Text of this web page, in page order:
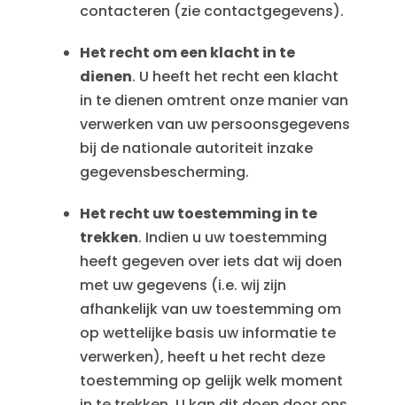
contacteren (zie contactgegevens).
Het recht om een klacht in te
dienen. U heeft het recht een klacht
in te dienen omtrent onze manier van
verwerken van uw persoonsgegevens
bij de nationale autoriteit inzake
gegevensbescherming.
Het recht uw toestemming in te
trekken. Indien u uw toestemming
heeft gegeven over iets dat wij doen
met uw gegevens (i.e. wij zijn
afhankelijk van uw toestemming om
op wettelijke basis uw informatie te
verwerken), heeft u het recht deze
toestemming op gelijk welk moment